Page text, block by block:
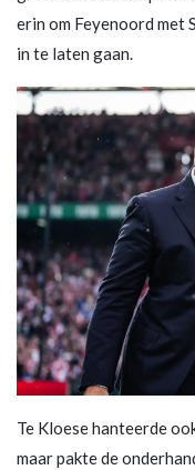
erin om Feyenoord met
in te laten gaan.
Te Kloese hanteerde
maar pakte de